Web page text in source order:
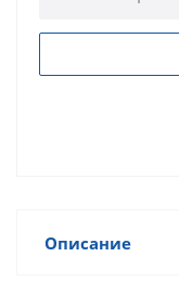
Описание